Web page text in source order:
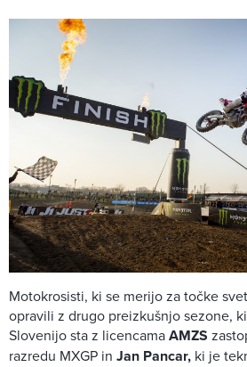
Motokrosisti, ki se merijo za točke
opravili z drugo preizkušnjo sezone,
Slovenijo sta z licencamaAMZS
razredu MXGP in Jan Pancar, ki je